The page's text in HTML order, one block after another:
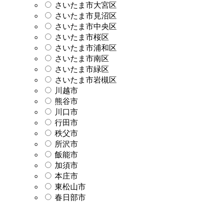
さいたま市大宮区
さいたま市見沼区
さいたま市中央区
さいたま市桜区
さいたま市浦和区
さいたま市南区
さいたま市緑区
さいたま市岩槻区
川越市
熊谷市
川口市
行田市
秩父市
所沢市
飯能市
加須市
本庄市
東松山市
春日部市